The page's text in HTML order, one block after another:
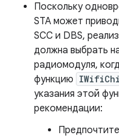
Поскольку
STA может
SCC и DBS,
должна выбрать
радиомодуля,
функцию
указания этой
рекомендации: